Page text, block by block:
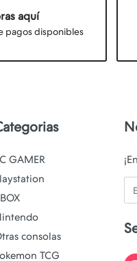
aquí
pagos disponibles
GAMER
consolas
TCG